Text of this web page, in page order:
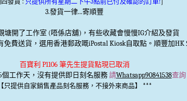
3.發貨一律...寄順豐
塘開了工作室 (唔係店舖)，有些收藏會慢慢IG介紹及發貨
免費送貨，選用香港郵政嘅iPostal Kiosk自取點。順豐加HK
百寶利 P1106 筆先生提貨點現已取消
個工作天，沒有提供即日刻名服務請Whatsapp90841538查詢
【只提供自家銷售產品刻名服務，不接外來商品】 ***